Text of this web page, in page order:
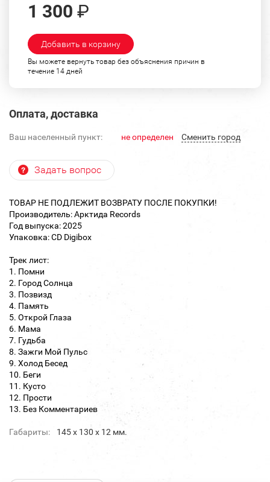
1 300 ₽
Добавить в корзину
Вы можете вернуть товар без объяснения причин в
течение 14 дней
Оплата, доставка
Ваш населенный пункт: не определен Cменить город
Задать вопрос
ТОВАР НЕ ПОДЛЕЖИТ ВОЗВРАТУ ПОСЛЕ ПОКУПКИ!
Производитель: Арктида Records
Год выпуска: 2025
Упаковка: CD Digibox
Трек лист:
1. Помни
2. Город Солнца
3. Позвизд
4. Память
5. Открой Глаза
6. Мама
7. Гудьба
8. Зажги Мой Пульс
9. Холод Бесед
10. Беги
11. Кусто
12. Прости
13. Без Комментариев
Габариты: 145 х 130 х 12 мм.